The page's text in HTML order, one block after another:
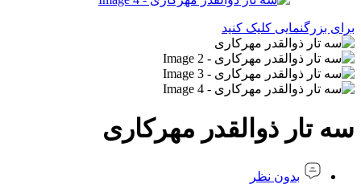
برای بزرگنمایی کلیک کنید
سه تار ذوالقدر مهرکاری
بدون نظر